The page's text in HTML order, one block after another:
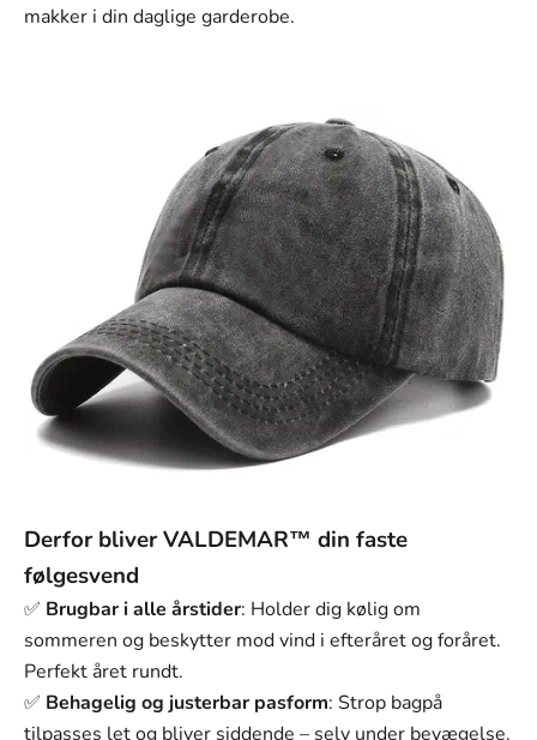
makker i din daglige garderobe.
Derfor bliver VALDEMAR™ din faste
følgesvend
✅ Brugbar i alle årstider: Holder dig kølig om
sommeren og beskytter mod vind i efteråret og foråret.
Perfekt året rundt.
✅ Behagelig og justerbar pasform: Strop bagpå
tilpasses let og bliver siddende – selv under bevægelse.